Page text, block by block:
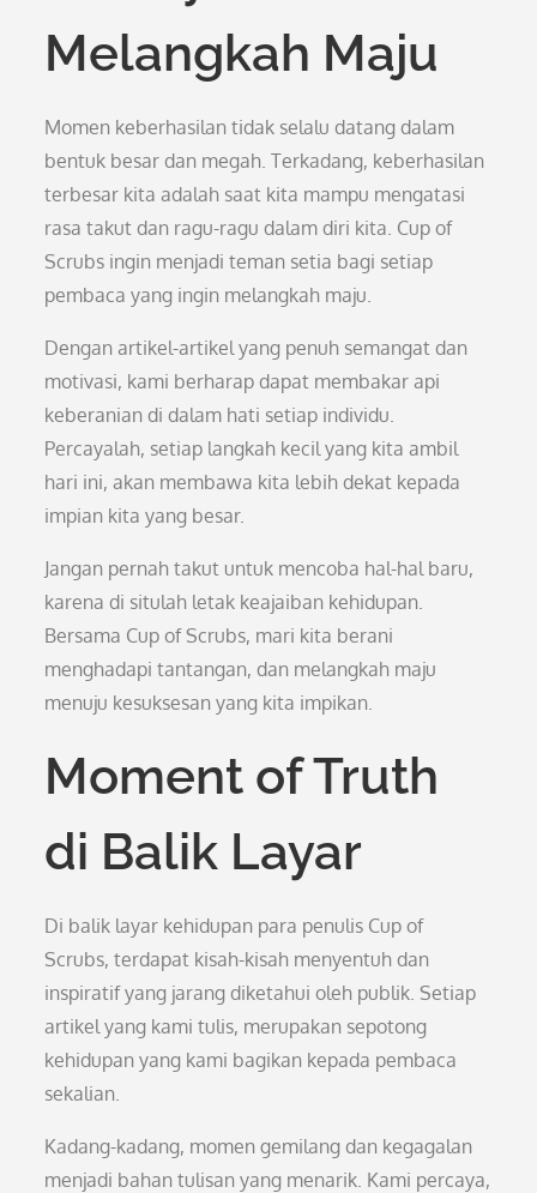
Melangkah Maju
Momen keberhasilan tidak selalu datang dalam
bentuk besar dan megah. Terkadang, keberhasilan
terbesar kita adalah saat kita mampu mengatasi
rasa takut dan ragu-ragu dalam diri kita. Cup of
Scrubs ingin menjadi teman setia bagi setiap
pembaca yang ingin melangkah maju.
Dengan artikel-artikel yang penuh semangat dan
motivasi, kami berharap dapat membakar api
keberanian di dalam hati setiap individu.
Percayalah, setiap langkah kecil yang kita ambil
hari ini, akan membawa kita lebih dekat kepada
impian kita yang besar.
Jangan pernah takut untuk mencoba hal-hal baru,
karena di situlah letak keajaiban kehidupan.
Bersama Cup of Scrubs, mari kita berani
menghadapi tantangan, dan melangkah maju
menuju kesuksesan yang kita impikan.
Moment of Truth
di Balik Layar
Di balik layar kehidupan para penulis Cup of
Scrubs, terdapat kisah-kisah menyentuh dan
inspiratif yang jarang diketahui oleh publik. Setiap
artikel yang kami tulis, merupakan sepotong
kehidupan yang kami bagikan kepada pembaca
sekalian.
Kadang-kadang, momen gemilang dan kegagalan
menjadi bahan tulisan yang menarik. Kami percaya,